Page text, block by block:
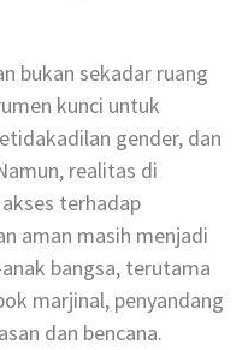
bukan sekadar ruang
kunci untuk
gender, dan
realitas di
terhadap
aman masih menjadi
bangsa, terutama
marjinal, penyandang
dan bencana.